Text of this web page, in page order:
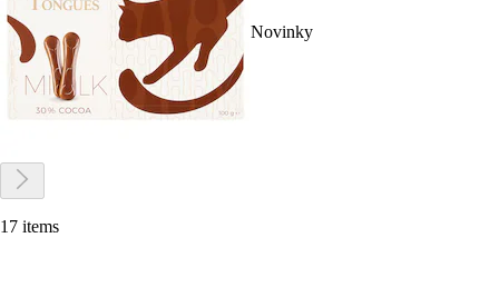
Novinky
17 items